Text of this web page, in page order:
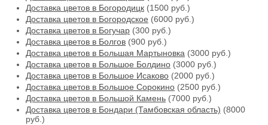
Доставка цветов в Богородицк (1500 руб.)
Доставка цветов в Богородское (6000 руб.)
Доставка цветов в Богучар (300 руб.)
Доставка цветов в Болгов (900 руб.)
Доставка цветов в Большая Мартыновка (3000 руб.)
Доставка цветов в Большое Болдино (3000 руб.)
Доставка цветов в Большое Исаково (2000 руб.)
Доставка цветов в Большое Сорокино (2500 руб.)
Доставка цветов в Большой Камень (7000 руб.)
Доставка цветов в Бондари (Тамбовская область) (8000
руб.)